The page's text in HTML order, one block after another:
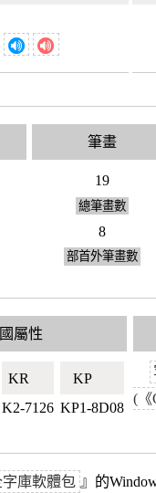
筆畫
19
總筆畫數
8
部首外筆畫數
屬性
KR🇰🇷
K2-7126
KP🇰🇵
KP1-8D08
(《
字庫軟體包 』的